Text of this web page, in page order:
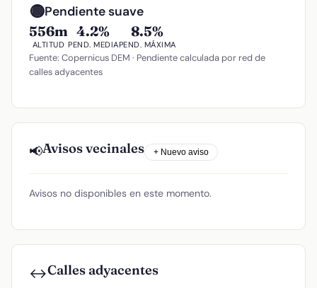
🟡Pendiente suave
556m
ALTITUD
4.2%
PEND. MEDIA
8.5%
PEND. MÁXIMA
Fuente: Copernicus DEM · Pendiente calculada por red de
calles adyacentes
📢Avisos vecinales + Nuevo aviso
Avisos no disponibles en este momento.
↔️Calles adyacentes